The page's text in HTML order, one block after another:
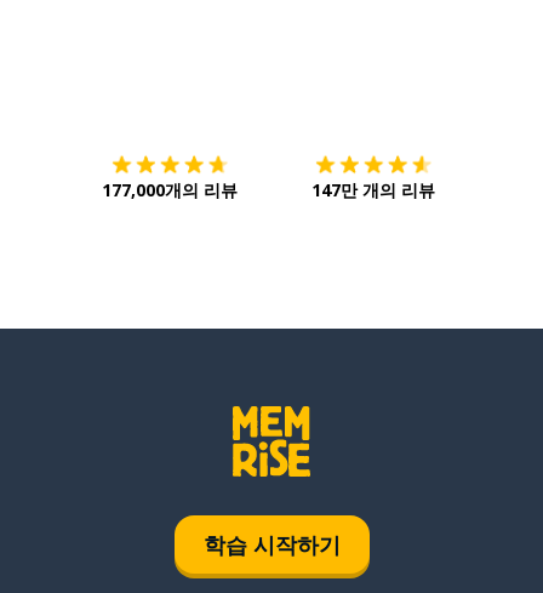
177,000개의 리뷰 147만 개의 리뷰
학습 시작하기